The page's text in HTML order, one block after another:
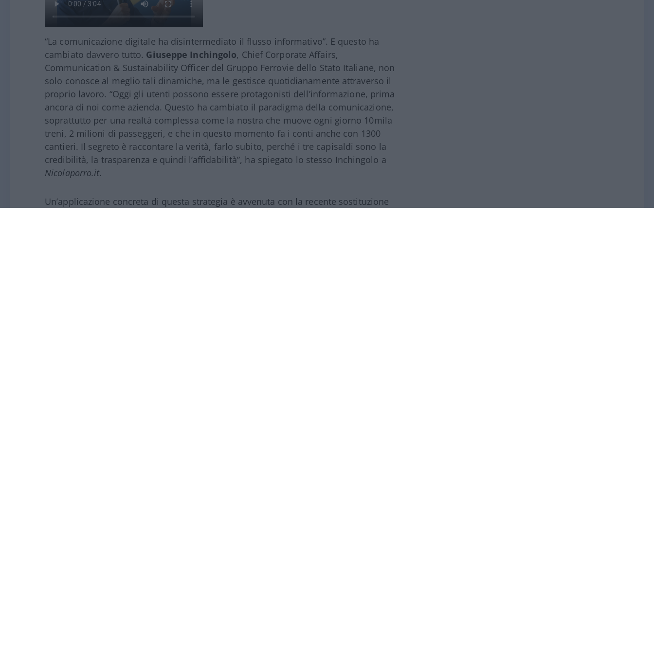
“La comunicazione digitale ha disintermediato il flusso informativo”. E questo ha
cambiato davvero tutto. Giuseppe Inchingolo, Chief Corporate Affairs,
Communication & Sustainability Officer del Gruppo Ferrovie dello Stato Italiane, non
solo conosce al meglio tali dinamiche, ma le gestisce quotidianamente attraverso il
proprio lavoro. “Oggi gli utenti possono essere protagonisti dell’informazione, prima
ancora di noi come azienda. Questo ha cambiato il paradigma della comunicazione,
soprattutto per una realtà complessa come la nostra che muove ogni giorno 10mila
treni, 2 milioni di passeggeri, e che in questo momento fa i conti anche con 1300
cantieri. Il segreto è raccontare la verità, farlo subito, perché i tre capisaldi sono la
credibilità, la trasparenza e quindi l’affidabilità”, ha spiegato lo stesso Inchingolo a
Nicolaporro.it.
Un’applicazione concreta di questa strategia è avvenuta con la recente sostituzione